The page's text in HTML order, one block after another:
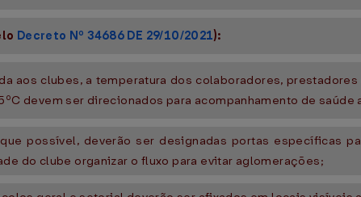
Decreto Nº 34686 DE 29/10/2021):
aos clubes, a temperatura dos colaboradores,
devem ser direcionados para acompanhamento de saúde
possível, deverão ser designadas portas específicas
do clube organizar o fluxo para evitar aglomerações;